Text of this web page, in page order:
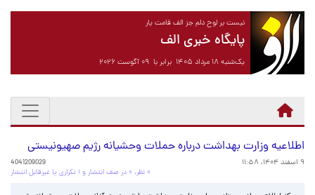
نیست بر لوح دلم جز الف قامت یار
پایگاه خبری الف
یک‌شنبه ۱۸ مرداد ۱۴۰۵ برابر با ۰۹ آگوست ۲۰۲۶
اطلاعیه وزارت بهداشت درباره حملات وحشیانه رژیم صهیونیستی
۹ اسفند ۱۴۰۴، ۱۱:۵۸
4041209029
۰ نظر، ۰ در صف انتشار و ۱ تکراری یا غیرقابل انتشار